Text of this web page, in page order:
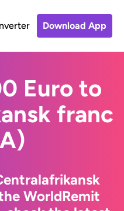
Download App
Euro to
franc
WorldRemit